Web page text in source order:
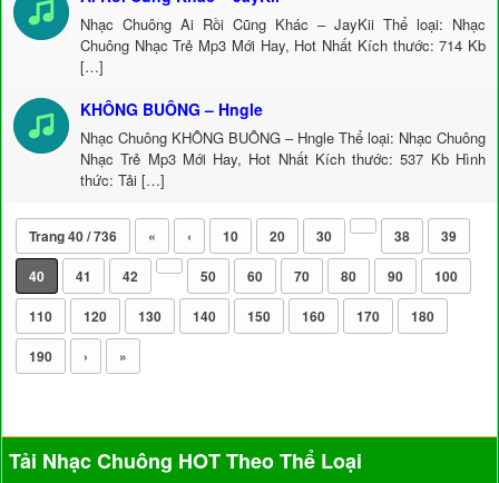
Nhạc Chuông Ai Rồi Cũng Khác – JayKii Thể loại: Nhạc
Chuông Nhạc Trẻ Mp3 Mới Hay, Hot Nhất Kích thước: 714 Kb
[…]
KHÔNG BUÔNG – Hngle
Nhạc Chuông KHÔNG BUÔNG – Hngle Thể loại: Nhạc Chuông
Nhạc Trẻ Mp3 Mới Hay, Hot Nhất Kích thước: 537 Kb Hình
thức: Tải […]
Trang 40 / 736 « ‹ 10 20 30 38
39
40
41 42 50 60 70 80 90
100
110
120 130 140 150 160 170
180
190
› »
Tải Nhạc Chuông HOT Theo Thể Loại